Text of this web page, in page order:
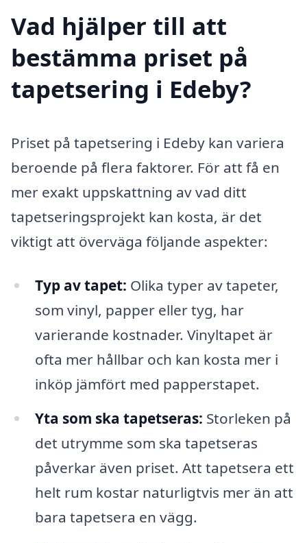
Vad hjälper till att
bestämma priset på
tapetsering i Edeby?
Priset på tapetsering i Edeby kan variera
beroende på flera faktorer. För att få en
mer exakt uppskattning av vad ditt
tapetseringsprojekt kan kosta, är det
viktigt att överväga följande aspekter:
Typ av tapet: Olika typer av tapeter,
som vinyl, papper eller tyg, har
varierande kostnader. Vinyltapet är
ofta mer hållbar och kan kosta mer i
inköp jämfört med papperstapet.
Yta som ska tapetseras: Storleken på
det utrymme som ska tapetseras
påverkar även priset. Att tapetsera ett
helt rum kostar naturligtvis mer än att
bara tapetsera en vägg.